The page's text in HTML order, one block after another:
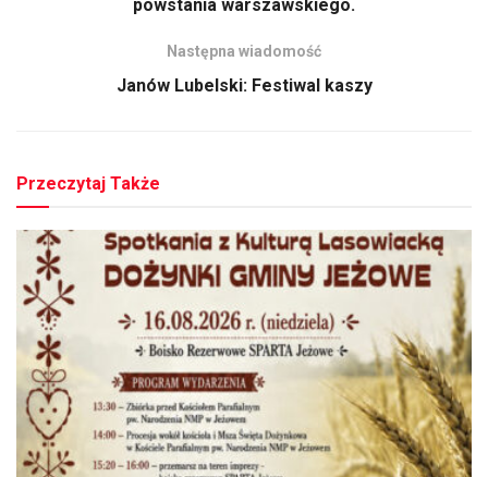
powstania warszawskiego.
Następna wiadomość
Janów Lubelski: Festiwal kaszy
Przeczytaj Także